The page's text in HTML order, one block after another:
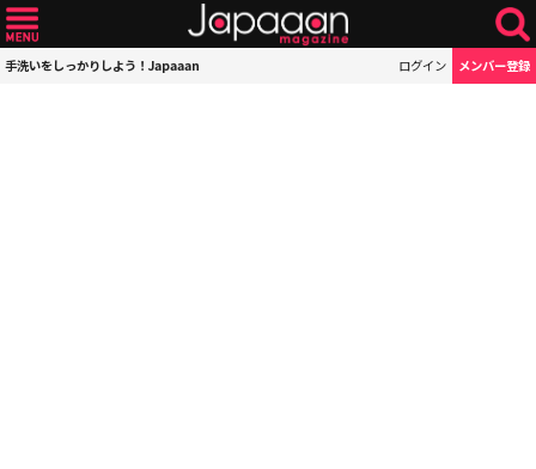
手洗いをしっかりしよう！Japaaan ログイン メンバー登録